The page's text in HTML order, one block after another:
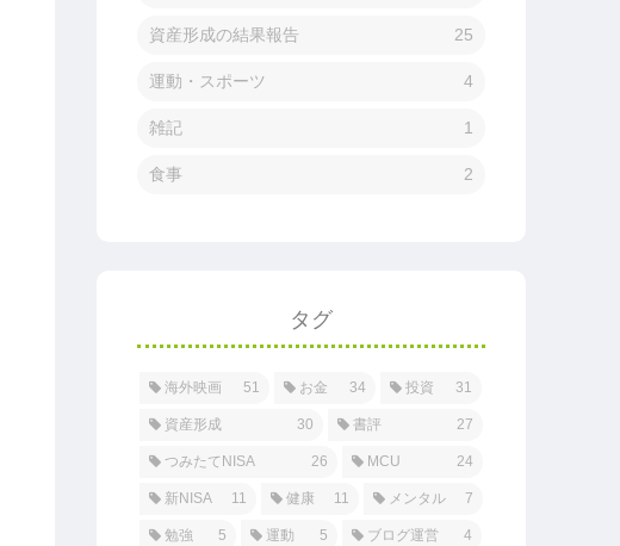
資産形成の結果報告 25
運動・スポーツ 4
雑記 1
食事 2
タグ
海外映画 51 お金 34 投資 31
資産形成 30 書評 27
つみたてNISA 26 MCU 24
新NISA 11 健康 11 メンタル 7
勉強 5 運動 5 ブログ運営 4